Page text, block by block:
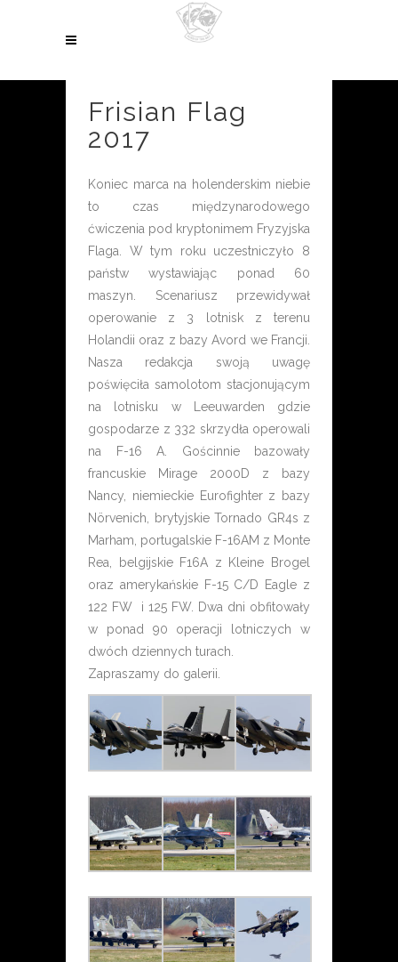
Frisian Flag
2017
Koniec marca na holenderskim niebie
to czas międzynarodowego
ćwiczenia pod kryptonimem Fryzyjska
Flaga. W tym roku uczestniczyło 8
państw wystawiając ponad 60
maszyn. Scenariusz przewidywał
operowanie z 3 lotnisk z terenu
Holandii oraz z bazy Avord we Francji.
Nasza redakcja swoją uwagę
poświęciła samolotom stacjonującym
na lotnisku w Leeuwarden gdzie
gospodarze z 332 skrzydła operowali
na F-16 A. Gościnnie bazowały
francuskie Mirage 2000D z bazy
Nancy, niemieckie Eurofighter z bazy
Nörvenich, brytyjskie Tornado GR4s z
Marham, portugalskie F-16AM z Monte
Rea, belgijskie F16A z Kleine Brogel
oraz amerykańskie F-15 C/D Eagle z
122 FW i 125 FW. Dwa dni obfitowały
w ponad 90 operacji lotniczych w
dwóch dziennych turach.
Zapraszamy do galerii.